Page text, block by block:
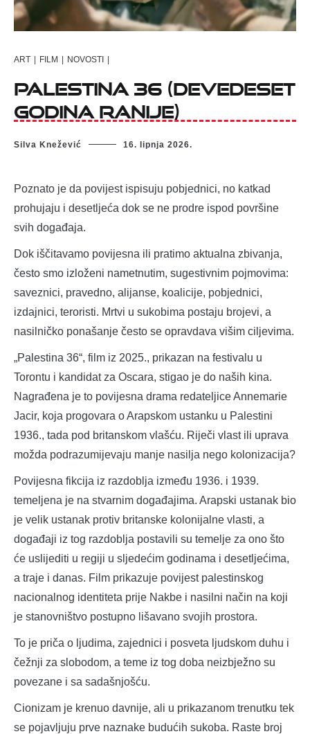
ART FILM NOVOSTI
Palestina 36 (devedeset
godina ranije)
Silva Knežević 16. lipnja 2026.
Poznato je da povijest ispisuju pobjednici, no katkad
prohujaju i desetljeća dok se ne prodre ispod površine
svih događaja.
Dok iščitavamo povijesna ili pratimo aktualna zbivanja,
često smo izloženi nametnutim, sugestivnim pojmovima:
saveznici, pravedno, alijanse, koalicije, pobjednici,
izdajnici, teroristi. Mrtvi u sukobima postaju brojevi, a
nasilničko ponašanje često se opravdava višim ciljevima.
„Palestina 36“, film iz 2025., prikazan na festivalu u
Torontu i kandidat za Oscara, stigao je do naših kina.
Nagrađena je to povijesna drama redateljice Annemarie
Jacir, koja progovara o Arapskom ustanku u Palestini
1936., tada pod britanskom vlašću. Riječi vlast ili uprava
možda podrazumijevaju manje nasilja nego kolonizacija?
Povijesna fikcija iz razdoblja između 1936. i 1939.
temeljena je na stvarnim događajima. Arapski ustanak bio
je velik ustanak protiv britanske kolonijalne vlasti, a
događaji iz tog razdoblja postavili su temelje za ono što
će uslijediti u regiji u sljedećim godinama i desetljećima,
a traje i danas. Film prikazuje povijest palestinskog
nacionalnog identiteta prije Nakbe i nasilni način na koji
je stanovništvo postupno lišavano svojih prostora.
To je priča o ljudima, zajednici i posveta ljudskom duhu i
čežnji za slobodom, a teme iz tog doba neizbježno su
povezane i sa sadašnjošću.
Cionizam je krenuo davnije, ali u prikazanom trenutku tek
se pojavljuju prve naznake budućih sukoba. Raste broj